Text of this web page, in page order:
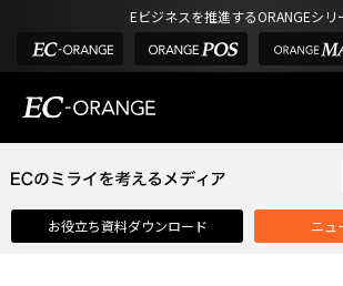
Eビジネスを推進するORANGEシリ
選ばれる理由
お役立ち資料ダウンロード ニュ